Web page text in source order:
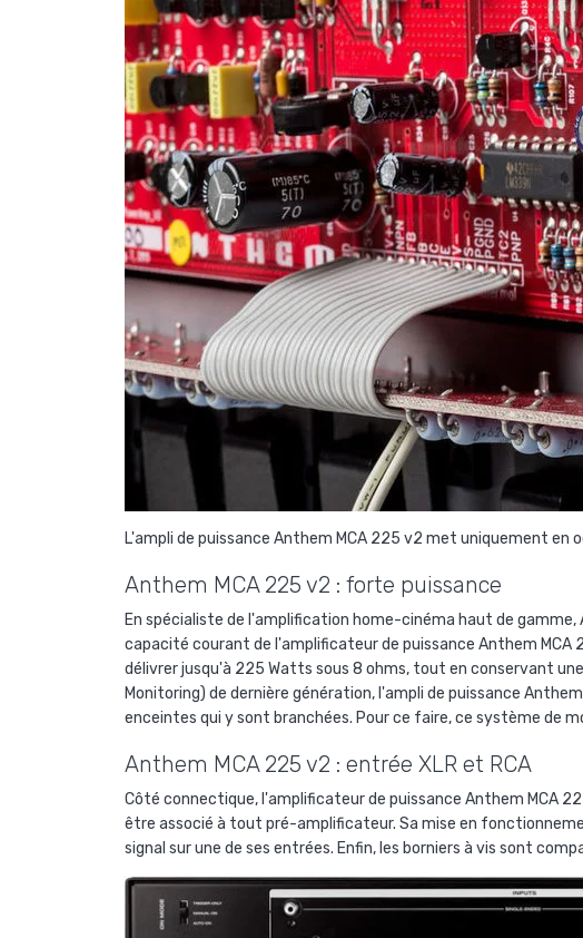
L'ampli de puissance Anthem MCA 225 v2 met uniquement
Anthem MCA 225 v2 : forte puissance
En spécialiste de l'amplification home-cinéma haut de
capacité courant de l'amplificateur de puissance Anthem MCA
délivrer jusqu'à 225 Watts sous 8 ohms, tout en conservant
Monitoring) de dernière génération, l'ampli de puissance
enceintes qui y sont branchées. Pour ce faire, ce système de
Anthem MCA 225 v2 : entrée XLR et RCA
Côté connectique, l'amplificateur de puissance Anthem MCA
être associé à tout pré-amplificateur. Sa mise en
signal sur une de ses entrées. Enfin, les borniers à vis sont